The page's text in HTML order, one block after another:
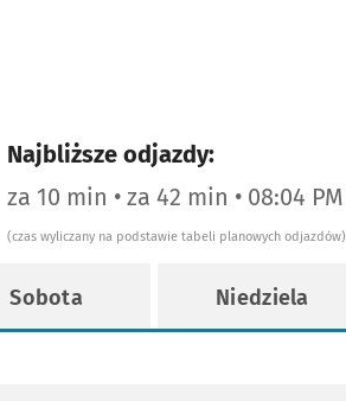
Najbliższe odjazdy:
za 10 min • za 42 min • 08:04 PM
(czas wyliczany na podstawie tabeli planowych odjazdów)
Sobota Niedziela
5